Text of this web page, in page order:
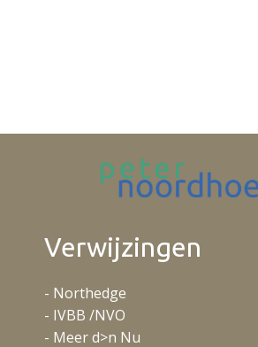
Verwijzingen
- Northedge
- IVBB /NVO
- Meer d>n Nu